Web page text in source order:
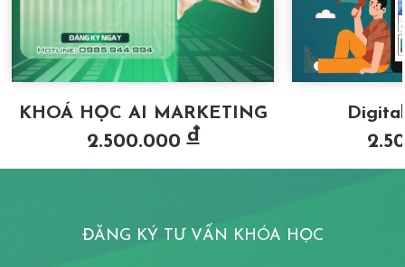
KHOÁ HỌC AI MARKETING
2.500.000đ
ĐĂNG KÝ TƯ VẤN KHÓA HỌC